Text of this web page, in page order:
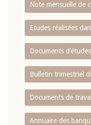
Note mensuelle de
Etudes réalisées
Documents
Bulletin trimestriel
Documents de travail
Annuaire des